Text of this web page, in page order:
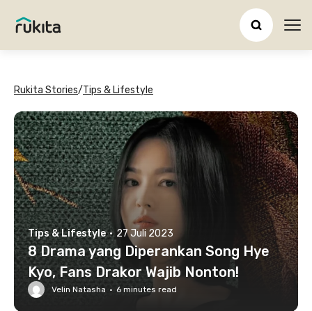
Rukita Stories/Tips & Lifestyle
Tips & Lifestyle · 27 Juli 2023
8 Drama yang Diperankan Song Hye
Kyo, Fans Drakor Wajib Nonton!
Velin Natasha · 6 minutes read